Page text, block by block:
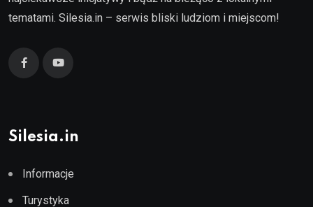
tematami. Silesia.in – serwis bliski ludziom i miejscom!
Silesia.in
Informacje
Turystyka